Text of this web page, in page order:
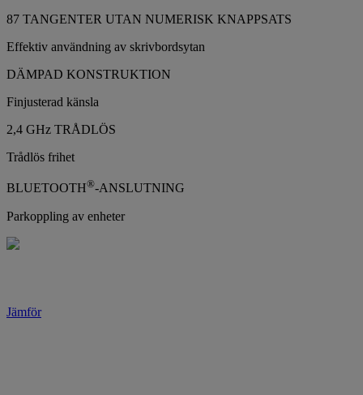
87 TANGENTER UTAN NUMERISK KNAPPSATS
Effektiv användning av skrivbordsytan
DÄMPAD KONSTRUKTION
Finjusterad känsla
2,4 GHz TRÅDLÖS
Trådlös frihet
BLUETOOTH®-ANSLUTNING
Parkoppling av enheter
Jämför